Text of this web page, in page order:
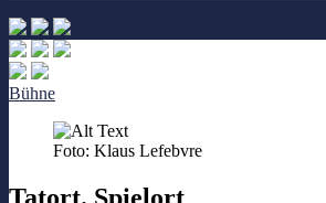
Bühne
Foto: Klaus Lefebvre